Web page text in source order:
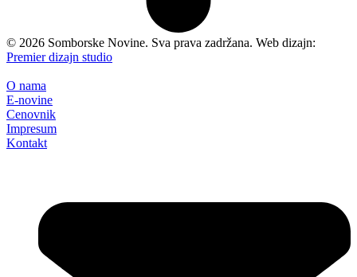
© 2026 Somborske Novine. Sva prava zadržana. Web dizajn:
Premier dizajn studio
O nama
E-novine
Cenovnik
Impresum
Kontakt